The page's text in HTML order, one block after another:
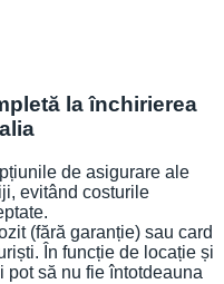
la închirierea
de asigurare ale
evitând costurile
(fără garanție) sau card
În funcție de locație și
pot să nu fie întotdeauna